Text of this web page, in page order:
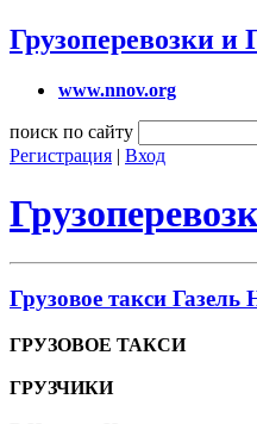
Грузоперевозки
www.nnov.org
поиск по сайту
Регистрация | Вход
Грузовое такси
ГРУЗОВОЕ ТАКСИ
ГРУЗЧИКИ